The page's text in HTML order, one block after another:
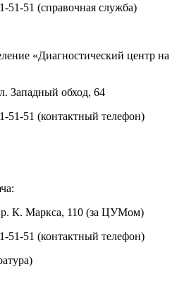
51-51 (справочная служба)
«Диагностический центр на
Западный обход, 64
51-51 (контактный телефон)
К. Маркса, 110 (за ЦУМом)
51-51 (контактный телефон)